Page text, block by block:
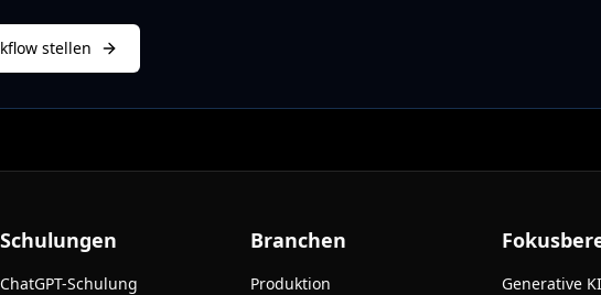
stellen
Schulungen
ChatGPT-Schulung
Branchen
Produktion
Generative KI